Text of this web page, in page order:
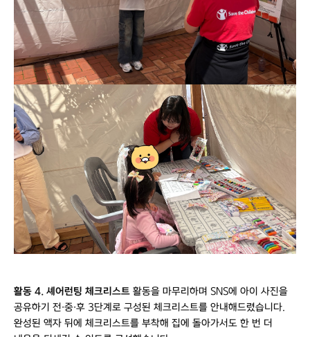
활동 4. 셰어런팅 체크리스트 활동을 마무리하며 SNS에 아이 사진을
공유하기 전·중·후 3단계로 구성된 체크리스트를 안내해드렸습니다.
완성된 액자 뒤에 체크리스트를 부착해 집에 돌아가서도 한 번 더